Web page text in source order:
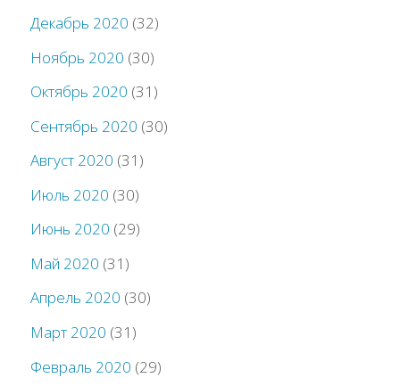
Декабрь 2020 (32)
Ноябрь 2020 (30)
Октябрь 2020 (31)
Сентябрь 2020 (30)
Август 2020 (31)
Июль 2020 (30)
Июнь 2020 (29)
Май 2020 (31)
Апрель 2020 (30)
Март 2020 (31)
Февраль 2020 (29)